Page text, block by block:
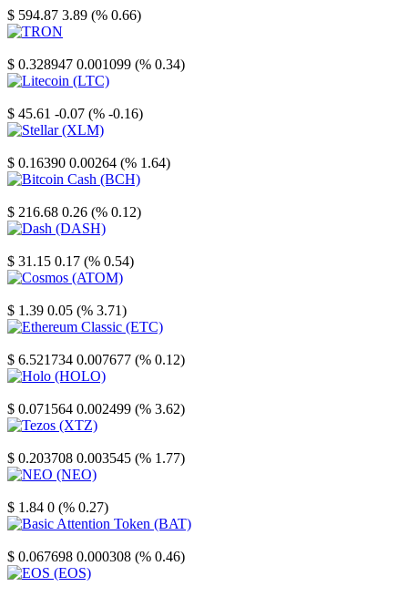
$ 594.87 3.89 (% 0.66)
$ 0.328947 0.001099 (% 0.34)
$ 45.61 -0.07 (% -0.16)
$ 0.16390 0.00264 (% 1.64)
$ 216.68 0.26 (% 0.12)
$ 31.15 0.17 (% 0.54)
$ 1.39 0.05 (% 3.71)
$ 6.521734 0.007677 (% 0.12)
$ 0.071564 0.002499 (% 3.62)
$ 0.203708 0.003545 (% 1.77)
$ 1.84 0 (% 0.27)
$ 0.067698 0.000308 (% 0.46)